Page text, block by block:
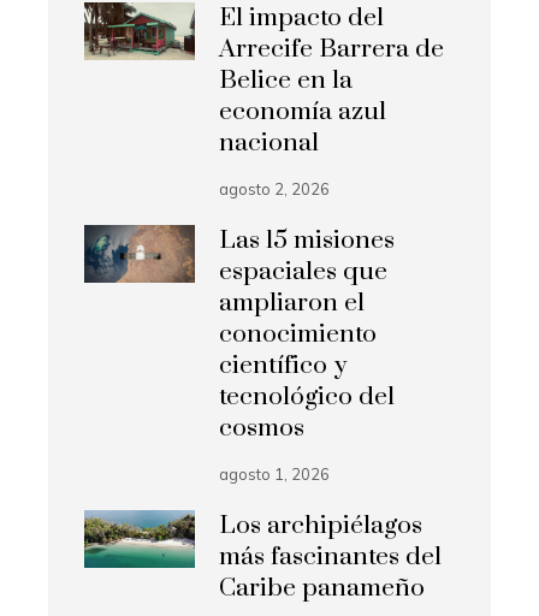
El impacto del
Arrecife Barrera de
Belice en la
economía azul
nacional
agosto 2, 2026
Las 15 misiones
espaciales que
ampliaron el
conocimiento
científico y
tecnológico del
cosmos
agosto 1, 2026
Los archipiélagos
más fascinantes del
Caribe panameño